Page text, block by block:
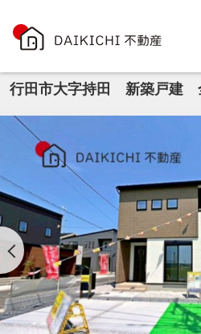
行田市大字持田 新築戸建